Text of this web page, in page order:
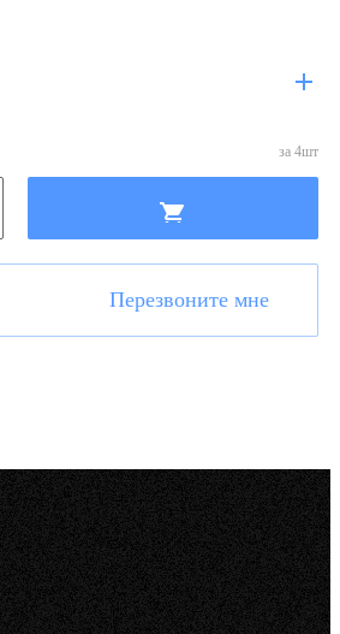
за 4шт
Перезвоните мне